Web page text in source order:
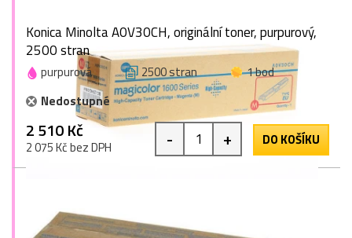
Konica Minolta A0V30CH, originální toner, purpurový,
2500 stran
purpurová 2500 stran
1 bod
Nedostupné
2 510 Kč
2 075 Kč bez DPH - + DO KOŠÍKU